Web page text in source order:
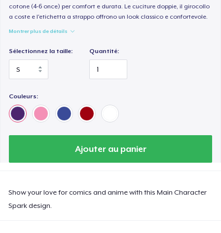
cotone (4-6 once) per comfort e durata. Le cuciture doppie, il girocollo
a coste e l'etichetta a strappo offrono un look classico e confortevole.
Montrer plus de détails
Sélectionnez la taille: Quantité:
Couleurs:
Ajouter au panier
Show your love for comics and anime with this Main Character
Spark design.